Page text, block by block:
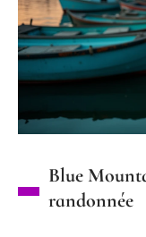
Blue
randonnée